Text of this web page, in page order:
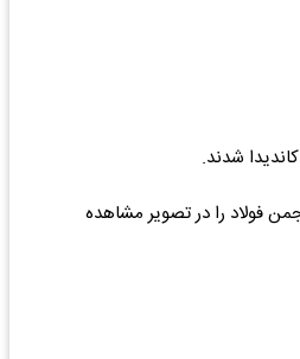
شدند.
فولاد را در تصویر مشاهده